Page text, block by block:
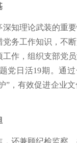
知理论武装的重
务工作知识，不
作，组织支部党
党日活19期。通
”，有效促进企业
还兼顾纪检监察